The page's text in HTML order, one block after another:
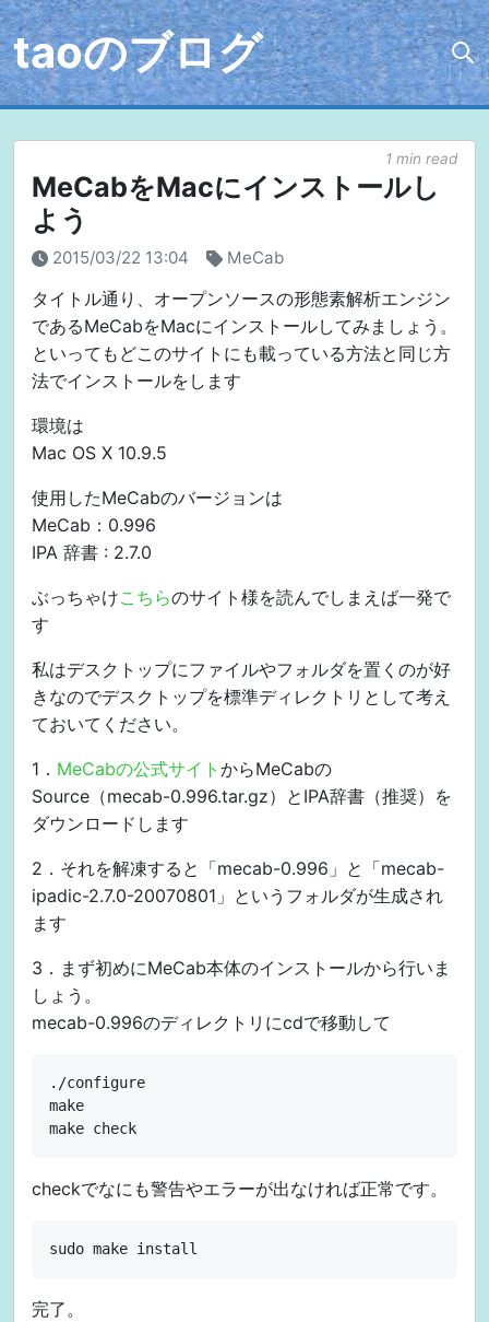
taoのブログ
1 min read
MeCabをMacにインストールし
よう
2015/03/22 13:04 MeCab
タイトル通り、オープンソースの形態素解析エンジン
であるMeCabをMacにインストールしてみましょう。
といってもどこのサイトにも載っている方法と同じ方
法でインストールをします
環境は
Mac OS X 10.9.5
使用したMeCabのバージョンは
MeCab：0.996
IPA 辞書 : 2.7.0
ぶっちゃけこちらのサイト様を読んでしまえば一発で
す
私はデスクトップにファイルやフォルダを置くのが好
きなのでデスクトップを標準ディレクトリとして考え
ておいてください。
1． MeCabの公式サイト からMeCabの
Source（mecab-0.996.tar.gz）とIPA辞書（推奨）を
ダウンロードします
2．それを解凍すると「mecab-0.996」と「mecab-
ipadic-2.7.0-20070801」というフォルダが生成され
ます
3．まず初めにMeCab本体のインストールから行いま
しょう。
mecab-0.996のディレクトリにcdで移動して
./configure
make
checkでなにも警告やエラーが出なければ正常です。
完了。